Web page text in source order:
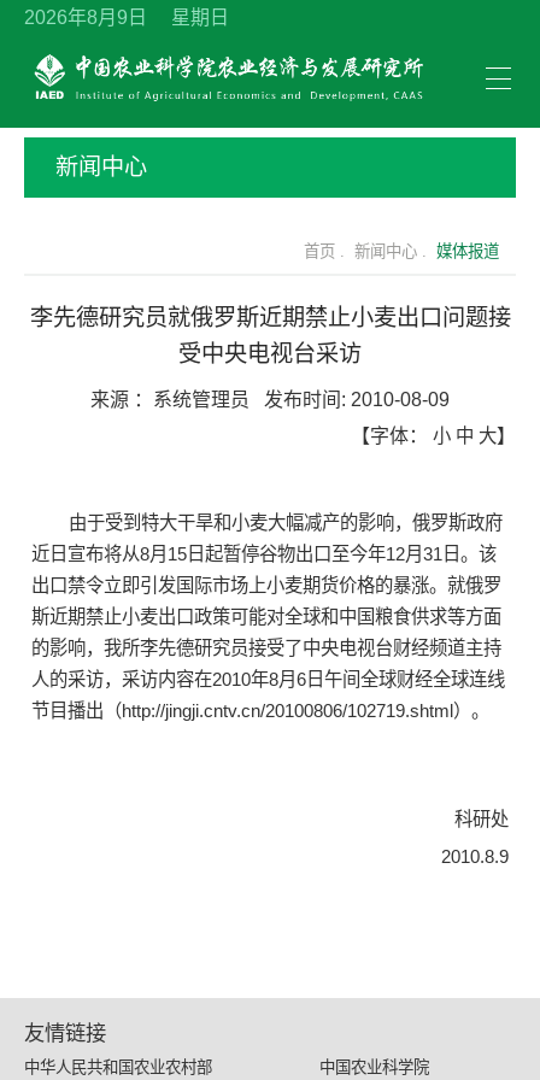
2026年8月9日 星期日
新闻中心
首页 . 新闻中心 . 媒体报道
李先德研究员就俄罗斯近期禁止小麦出口问题接
受中央电视台采访
来源 ： 系统管理员 发布时间: 2010-08-09
【字体： 小 中 大】
由于受到特大干旱和小麦大幅减产的影响，俄罗斯政府
近日宣布将从8月15日起暂停谷物出口至今年12月31日。该
出口禁令立即引发国际市场上小麦期货价格的暴涨。就俄罗
斯近期禁止小麦出口政策可能对全球和中国粮食供求等方面
的影响，我所李先德研究员接受了中央电视台财经频道主持
人的采访，采访内容在2010年8月6日午间全球财经全球连线
节目播出（http://jingji.cntv.cn/20100806/102719.shtml）。
科研处
2010.8.9
友情链接
中华人民共和国农业农村部 中国农业科学院